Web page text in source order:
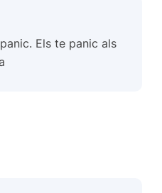
Els te panic als